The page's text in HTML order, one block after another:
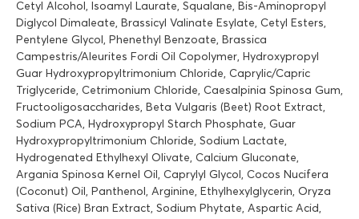
Cetyl Alcohol, Isoamyl Laurate, Squalane, Bis-Aminopropyl
Diglycol Dimaleate, Brassicyl Valinate Esylate, Cetyl Esters,
Pentylene Glycol, Phenethyl Benzoate, Brassica
Campestris/Aleurites Fordi Oil Copolymer, Hydroxypropyl
Guar Hydroxypropyltrimonium Chloride, Caprylic/Capric
Triglyceride, Cetrimonium Chloride, Caesalpinia Spinosa Gum,
Fructooligosaccharides, Beta Vulgaris (Beet) Root Extract,
Sodium PCA, Hydroxypropyl Starch Phosphate, Guar
Hydroxypropyltrimonium Chloride, Sodium Lactate,
Hydrogenated Ethylhexyl Olivate, Calcium Gluconate,
Argania Spinosa Kernel Oil, Caprylyl Glycol, Cocos Nucifera
(Coconut) Oil, Panthenol, Arginine, Ethylhexylglycerin, Oryza
Sativa (Rice) Bran Extract, Sodium Phytate, Aspartic Acid,